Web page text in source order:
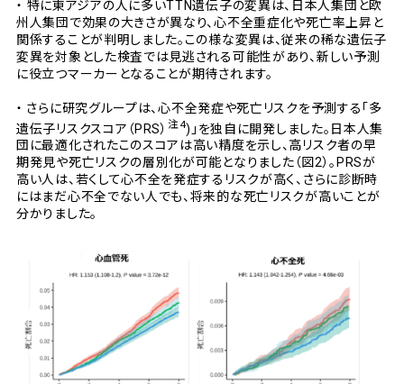
・ 特に東アジアの人に多いTTN遺伝子の変異は、日本人集団と欧
州人集団で効果の大きさが異なり、心不全重症化や死亡率上昇と
関係することが判明しました。この様な変異は、従来の稀な遺伝子
変異を対象とした検査では見逃される可能性があり、新しい予測
に役立つマーカーとなることが期待されます。
・ さらに研究グループは、心不全発症や死亡リスクを予測する「多
遺伝子リスクスコア（PRS） 注4)」を独自に開発しました。日本人集
団に最適化されたこのスコアは高い精度を示し、高リスク者の早
期発見や死亡リスクの層別化が可能となりました（図2）。PRSが
高い人は、若くして心不全を発症するリスクが高く、さらに診断時
にはまだ心不全でない人でも、将来的な死亡リスクが高いことが
分かりました。